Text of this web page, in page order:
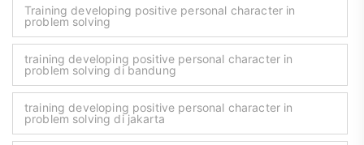
Training developing positive personal character in
problem solving
training developing positive personal character in
problem solving di bandung
training developing positive personal character in
problem solving di jakarta